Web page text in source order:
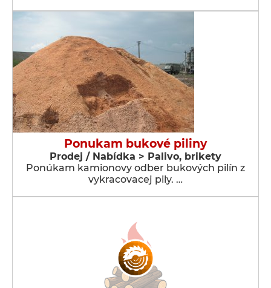
Ponukam bukové piliny
Prodej / Nabídka > Palivo, brikety
Ponúkam kamionovy odber bukových pilín z
vykracovacej pily. …